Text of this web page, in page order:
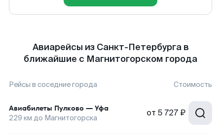
Авиарейсы из Санкт-Петербурга в
ближайшие с Магнитогорском города
Рейсы в соседние города Стоимость
Авиабилеты Пулково — Уфа
229 км до Магнитогорска от 5 727 ₽